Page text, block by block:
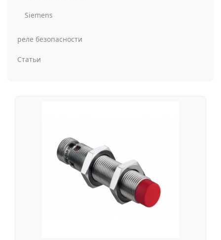
Siemens
реле безопасности
Статьи